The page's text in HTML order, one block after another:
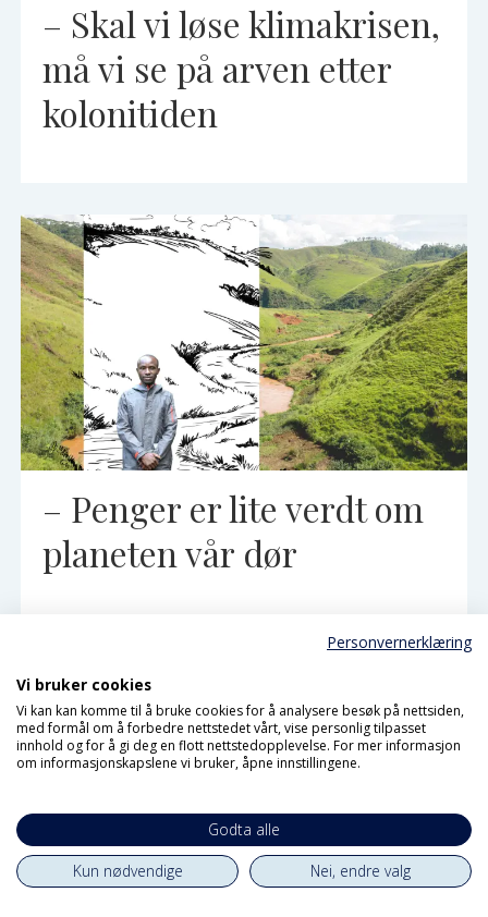
– Skal vi løse klimakrisen,
må vi se på arven etter
kolonitiden
– Penger er lite verdt om
planeten vår dør
Personvernerklæring
Vi bruker cookies
Vi kan kan komme til å bruke cookies for å analysere besøk på nettsiden,
med formål om å forbedre nettstedet vårt, vise personlig tilpasset
innhold og for å gi deg en flott nettstedopplevelse. For mer informasjon
om informasjonskapslene vi bruker, åpne innstillingene.
Godta alle
Kun nødvendige
Nei, endre valg